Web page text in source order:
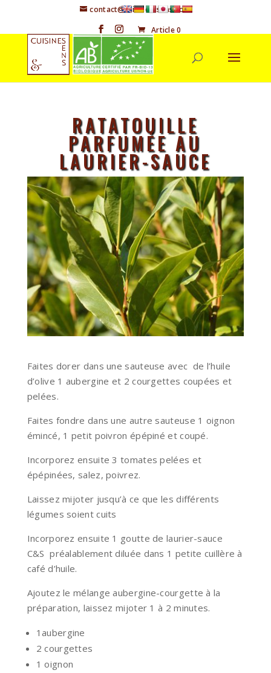
contact@cuisineetsens.com
Article 0
RATATOUILLE
PARFUMÉE AU
LAURIER-SAUCE
Faites dorer dans une sauteuse avec de l’huile
d’olive 1 aubergine et 2 courgettes coupées et
pelées.
Faites fondre dans une autre sauteuse 1 oignon
émincé, 1 petit poivron épépiné et coupé.
Incorporez ensuite 3 tomates pelées et
épépinées, salez, poivrez.
Laissez mijoter jusqu’à ce que les différents
légumes soient cuits
Incorporez ensuite 1 goutte de laurier-sauce
C&S préalablement diluée dans 1 petite cuillère à
café d’huile.
Ajoutez le mélange aubergine-courgette à la
préparation, laissez mijoter 1 à 2 minutes.
1aubergine
2 courgettes
1 oignon